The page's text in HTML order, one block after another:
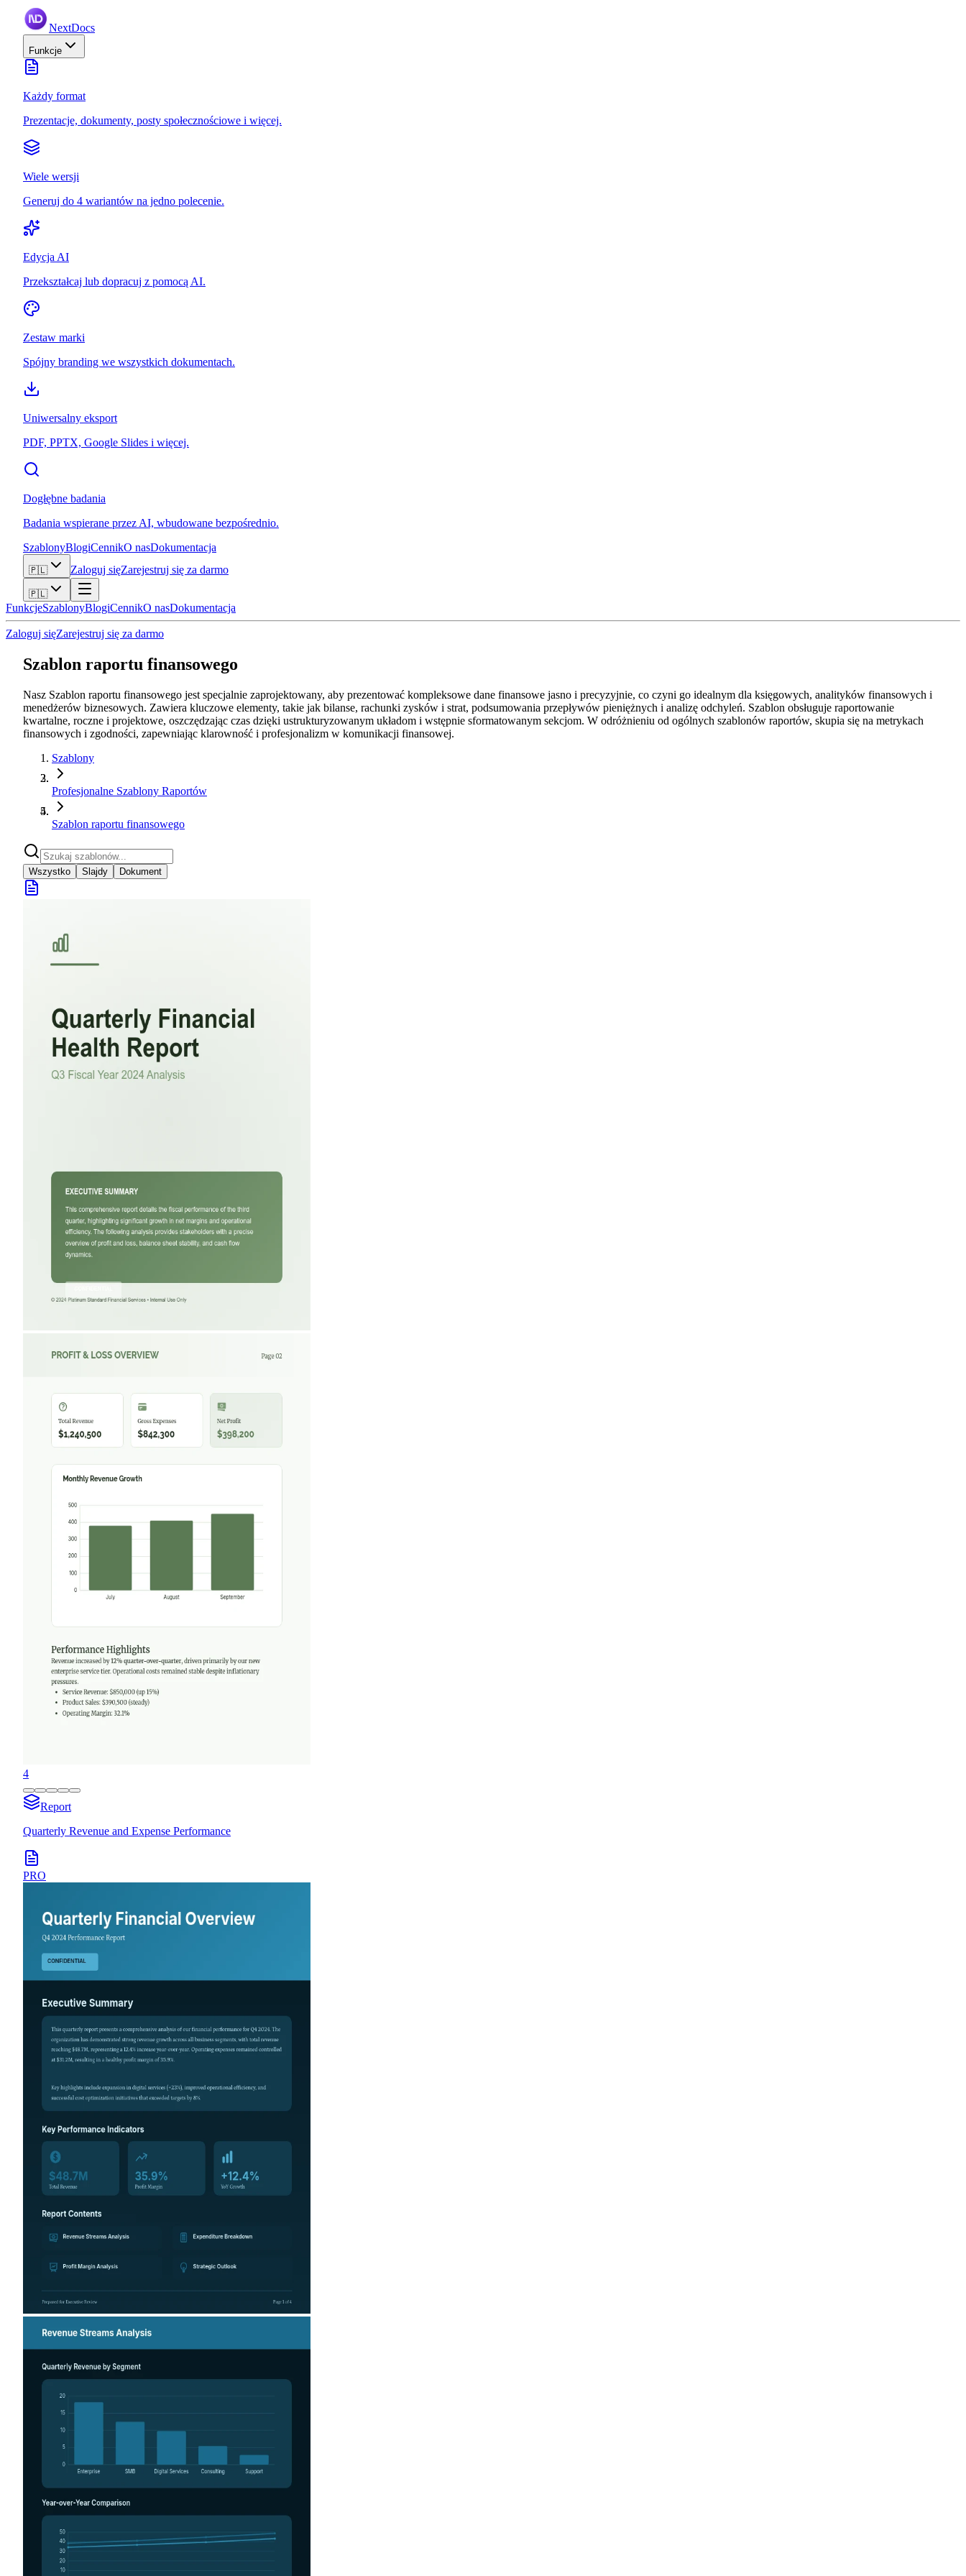
NextDocs
Funkcje
Każdy format
Prezentacje, dokumenty, posty społecznościowe i więcej.
Wiele wersji
Generuj do 4 wariantów na jedno polecenie.
Edycja AI
Przekształcaj lub dopracuj z pomocą AI.
Zestaw marki
Spójny branding we wszystkich dokumentach.
Uniwersalny eksport
PDF, PPTX, Google Slides i więcej.
Dogłębne badania
Badania wspierane przez AI, wbudowane bezpośrednio.
SzablonyBlogiCennikO nasDokumentacja
🇵🇱 Zaloguj sięZarejestruj się za darmo
🇵🇱
FunkcjeSzablonyBlogiCennikO nasDokumentacja
Zaloguj sięZarejestruj się za darmo
Szablon raportu finansowego
Nasz Szablon raportu finansowego jest specjalnie zaprojektowany, aby prezentować kompleksowe dane finansowe jasno i precyzyjnie, co czyni go idealnym dla księgowych, analityków finansowych i
menedżerów biznesowych. Zawiera kluczowe elementy, takie jak bilanse, rachunki zysków i strat, podsumowania przepływów pieniężnych i analizę odchyleń. Szablon obsługuje raportowanie
kwartalne, roczne i projektowe, oszczędzając czas dzięki ustrukturyzowanym układom i wstępnie sformatowanym sekcjom. W odróżnieniu od ogólnych szablonów raportów, skupia się na metrykach
finansowych i zgodności, zapewniając klarowność i profesjonalizm w komunikacji finansowej.
Szablony
Profesjonalne Szablony Raportów
Szablon raportu finansowego
Wszystko Slajdy Dokument
4
Report
Quarterly Revenue and Expense Performance
PRO